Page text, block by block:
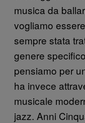
musica da
vogliamo
sempre stata
genere
pensiamo per
ha invece
musicale
jazz. Anni